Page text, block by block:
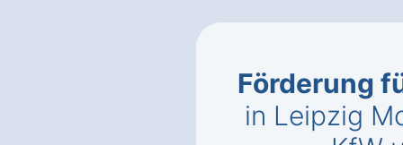
Förderung
in Leipzig